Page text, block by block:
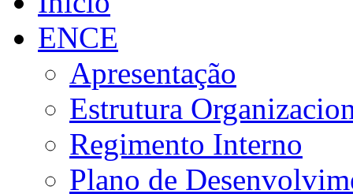
ENCE
Apresentação
Estrutura
Regimento Interno
Plano de